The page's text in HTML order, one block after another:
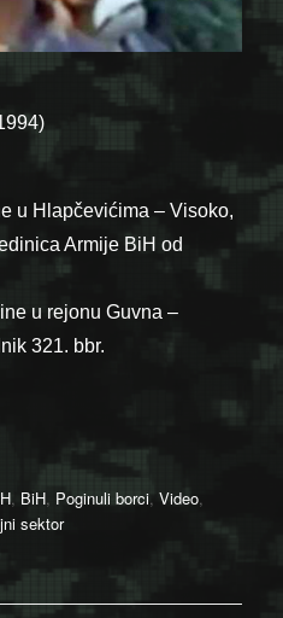
u Hlapčevićima – Visoko,
Armije BiH od
u rejonu Guvna –
321. bbr.
BiH, Poginuli borci,Video,
sektor